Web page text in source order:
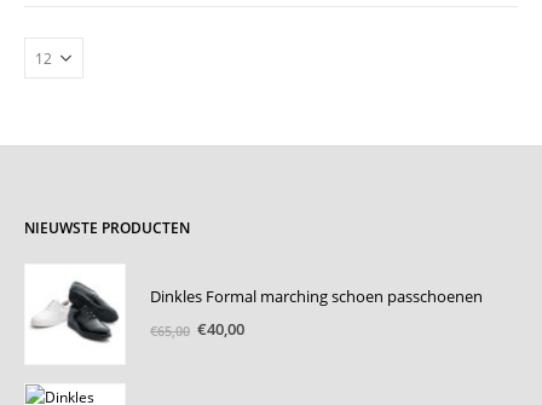
variaties.
Deze
optie
kan
NIEUWSTE PRODUCTEN
Dinkles Formal marching schoen passchoenen
€65,00 Oorspronkelijke
€40,00Huidige